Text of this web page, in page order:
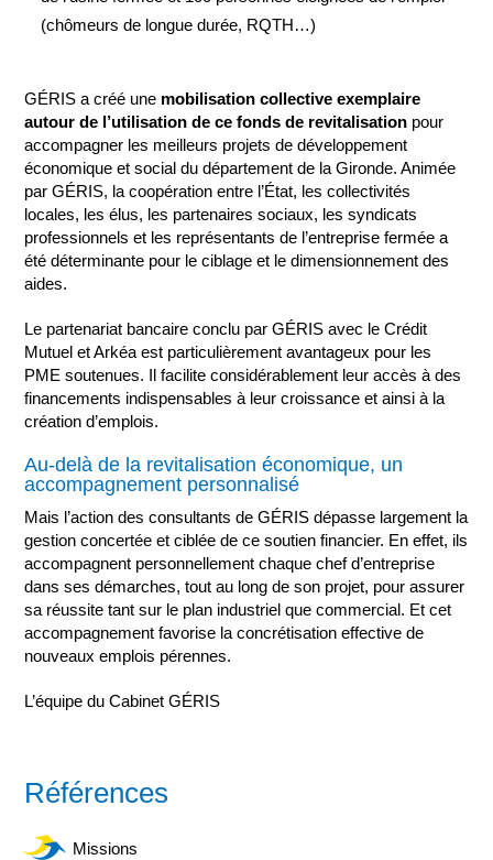
Références
Missions
(chômeurs de longue durée, RQTH…)
GÉRIS a créé une mobilisation collective exemplaire
autour de l’utilisation de ce fonds de revitalisation pour
accompagner les meilleurs projets de développement
économique et social du département de la Gironde. Animée
par GÉRIS, la coopération entre l’État, les collectivités
locales, les élus, les partenaires sociaux, les syndicats
professionnels et les représentants de l’entreprise fermée a
été déterminante pour le ciblage et le dimensionnement des
aides.
Le partenariat bancaire conclu par GÉRIS avec le Crédit
Mutuel et Arkéa est particulièrement avantageux pour les
PME soutenues. Il facilite considérablement leur accès à des
financements indispensables à leur croissance et ainsi à la
création d’emplois.
Au-delà de la revitalisation économique, un
accompagnement personnalisé
Mais l’action des consultants de GÉRIS dépasse largement la
gestion concertée et ciblée de ce soutien financier. En effet, ils
accompagnent personnellement chaque chef d’entreprise
dans ses démarches, tout au long de son projet, pour assurer
sa réussite tant sur le plan industriel que commercial. Et cet
accompagnement favorise la concrétisation effective de
nouveaux emplois pérennes.
L’équipe du Cabinet GÉRIS